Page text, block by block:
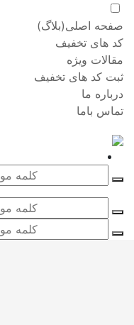
صفحه اصلی(بلاگ)
کد های تخفیف
مقالات ویژه
ثبت کد های تخفیف
درباره ما
تماس باما